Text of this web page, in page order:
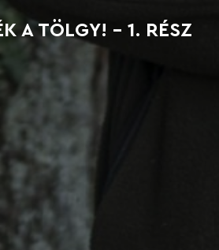
A TÖLGY! - 1. RÉSZ